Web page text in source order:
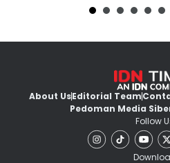
About UsEditorial Team
Pedoman Media
Follow